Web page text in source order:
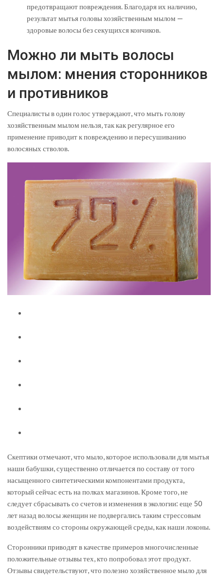
предотвращают повреждения. Благодаря их наличию,
результат мытья головы хозяйственным мылом —
здоровые волосы без секущихся кончиков.
Можно ли мыть волосы
мылом: мнения сторонников
и противников
Специалисты в один голос утверждают, что мыть голову
хозяйственным мылом нельзя, так как регулярное его
применение приводит к повреждению и пересушиванию
волосяных стволов.
Скептики отмечают, что мыло, которое использовали для мытья
наши бабушки, существенно отличается по составу от того
насыщенного синтетическими компонентами продукта,
который сейчас есть на полках магазинов. Кроме того, не
следует сбрасывать со счетов и изменения в экологии: еще 50
лет назад волосы женщин не подвергались таким стрессовым
воздействиям со стороны окружающей среды, как наши локоны.
Сторонники приводят в качестве примеров многочисленные
положительные отзывы тех, кто попробовал этот продукт.
Отзывы свидетельствуют, что полезно хозяйственное мыло для